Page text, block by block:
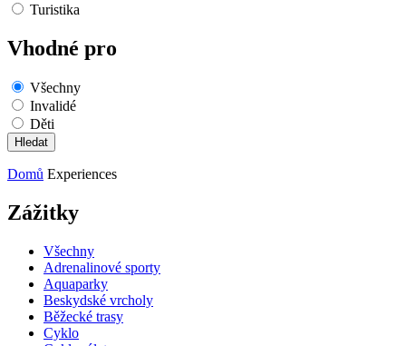
Turistika
Vhodné pro
Všechny
Invalidé
Děti
Domů Experiences
Zážitky
Všechny
Adrenalinové sporty
Aquaparky
Beskydské vrcholy
Běžecké trasy
Cyklo